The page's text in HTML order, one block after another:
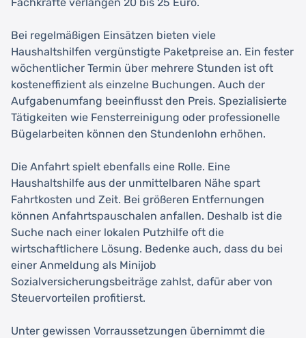
Bei regelmäßigen Einsätzen bieten viele
Haushaltshilfen vergünstigte Paketpreise an. Ein fester
wöchentlicher Termin über mehrere Stunden ist oft
kosteneffizient als einzelne Buchungen. Auch der
Aufgabenumfang beeinflusst den Preis. Spezialisierte
Tätigkeiten wie Fensterreinigung oder professionelle
Bügelarbeiten können den Stundenlohn erhöhen.
Die Anfahrt spielt ebenfalls eine Rolle. Eine
Haushaltshilfe aus der unmittelbaren Nähe spart
Fahrtkosten und Zeit. Bei größeren Entfernungen
können Anfahrtspauschalen anfallen. Deshalb ist die
Suche nach einer lokalen Putzhilfe oft die
wirtschaftlichere Lösung. Bedenke auch, dass du bei
einer Anmeldung als Minijob
Sozialversicherungsbeiträge zahlst, dafür aber von
Steuervorteilen profitierst.
Unter gewissen Vorraussetzungen übernimmt die